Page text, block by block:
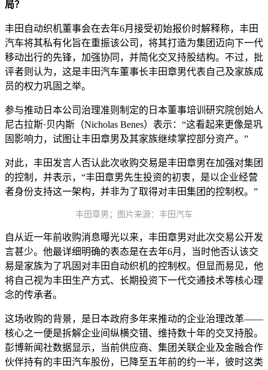
局？
丰田自动织机董事会在去年6月接受初始报价时解释称，丰田
汽车将其私有化旨在重振该公司，将其打造为集团迈向下一代
移动出行的先锋，加强协同，并简化交叉持股结构。不过，批
评者则认为，这是丰田汽车董事长丰田章男代表自己及家族成
员的权力巩固之举。
参与推动日本公司治理准则制定的日本董事培训研究院创始人
尼古拉斯·贝内斯（Nicholas Benes）表示：“这看起来更像是巩
固影响力，试图让丰田章男及其家族继续掌控部分资产。”
对此，丰田发言人否认此次收购交易是丰田章男在加强对集团
的控制，并表示，“丰田章男先生投资的初衷，是以企业经营
者身份支持这一架构，并非为了取得对丰田集团的控制权。”
丰田章男；图片来源：丰田汽车
自从近一年前收购消息曝光以来，丰田章男对此次交易公开发
言甚少。他最详细明确的表态是在去年6月，当时他否认该交
易是家族为了巩固对丰田自动织机的控制权。但显而易见，他
将自己视为丰田生产方式、长期投资下一代交通技术等核心理
念的传承者。
这场收购的背景，是日本政府多年来推动的企业治理改革——
核心之一便是拆解企业间纵横交错、维持数十年的交叉持股。
彭博新闻社数据显示，当前供应商、集团关联企业及金融合作
伙伴持有的丰田汽车股份，已降至五年前的约一半，彼时这类